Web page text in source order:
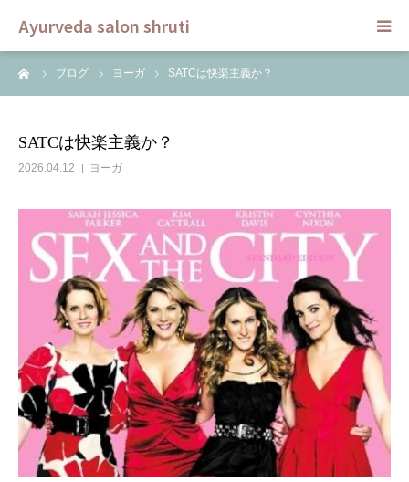
Ayurveda salon shruti
ブログ ヨーガ SATCは快楽主義か？
SATCは快楽主義か？
2026.04.12 ヨーガ
HOME
ご予約
セラピスト
ブログ